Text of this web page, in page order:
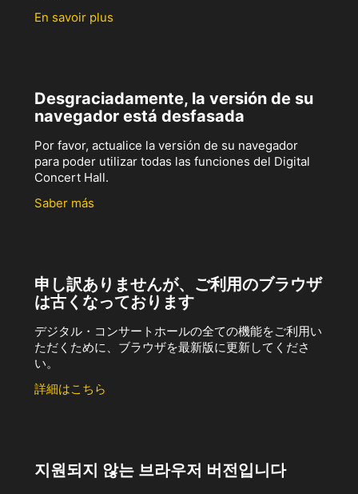
En savoir plus
Desgraciadamente, la versión de su
navegador está desfasada
Por favor, actualice la versión de su navegador
para poder utilizar todas las funciones del Digital
Concert Hall.
Saber más
申し訳ありませんが、ご利用のブラウザ
は古くなっております
デジタル・コンサートホールの全ての機能をご利用い
ただくために、ブラウザを最新版に更新してくださ
い。
詳細はこちら
지원되지 않는 브라우저 버전입니다